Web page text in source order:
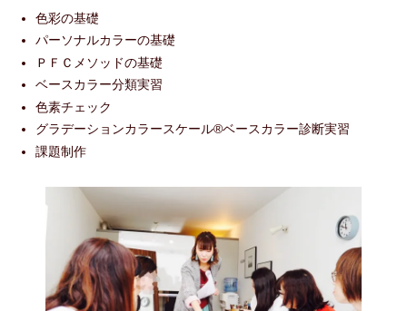
色彩の基礎
パーソナルカラーの基礎
ＰＦＣメソッドの基礎
ベースカラー分類実習
色素チェック
グラデーションカラースケール®ベースカラー診断実習
課題制作